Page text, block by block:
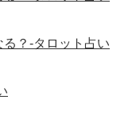
る？-タロット占い